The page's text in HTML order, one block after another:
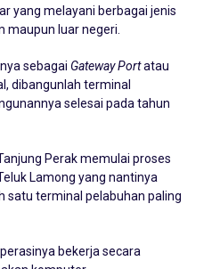
yang melayani berbagai jenis
maupun luar negeri.
sebagai Gateway Portatau
dibangunlah terminal
selesai pada tahun
Perak memulai proses
Lamong yang nantinya
satu terminal pelabuhan paling
bekerja secara